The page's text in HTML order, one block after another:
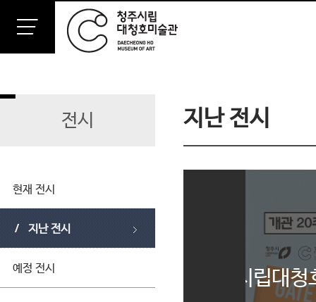
전시
현재 전시
지난 전시
예정 전시
지난 전시
청주시립대